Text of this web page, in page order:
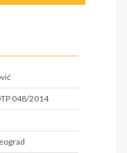
048/2014